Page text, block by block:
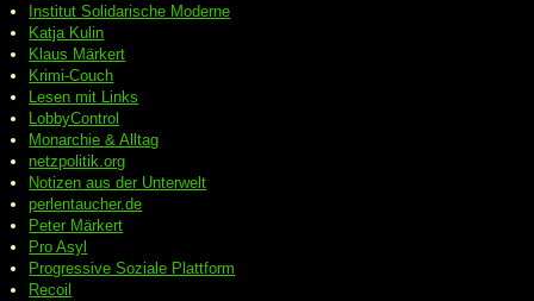
Institut Solidarische Moderne
Katja Kulin
Klaus Märkert
Krimi-Couch
Lesen mit Links
LobbyControl
Monarchie & Alltag
netzpolitik.org
Notizen aus der Unterwelt
perlentaucher.de
Peter Märkert
Pro Asyl
ProgressiveSoziale Plattform
Recoil